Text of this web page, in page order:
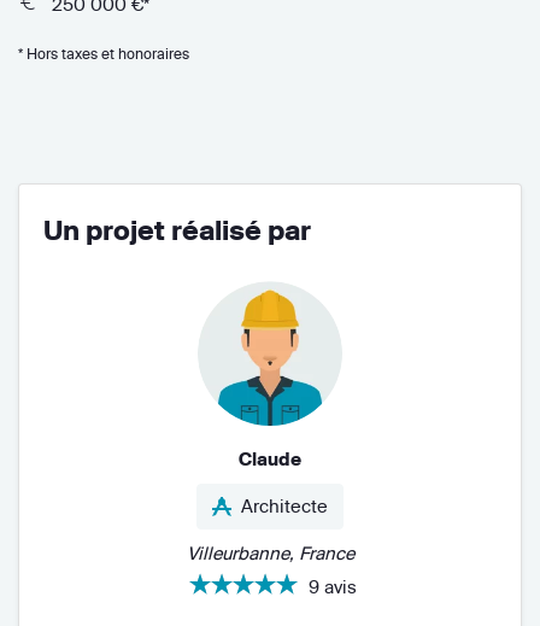
* Hors taxes et honoraires
Un projet réalisé par
Claude
Architecte
Villeurbanne, France
9 avis